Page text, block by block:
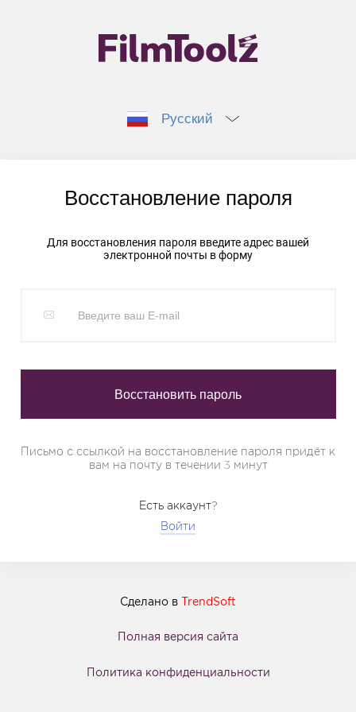
Русский
Восстановление пароля
Для восстановления пароля введите адрес вашей
электронной почты в форму
Письмо с ссылкой на восстановление пароля придёт к
вам на почту в течении 3 минут
Есть аккаунт?
Войти
Сделано в TrendSoft
Полная версия сайта
Политика конфиденциальности